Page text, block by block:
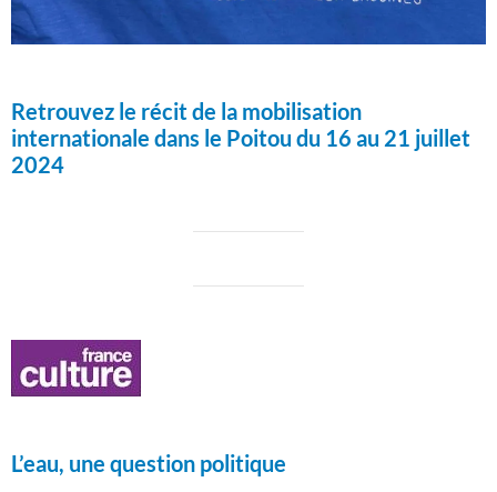
Retrouvez le récit de la mobilisation
internationale dans le Poitou du 16 au 21 juillet
2024
L’eau, une question politique